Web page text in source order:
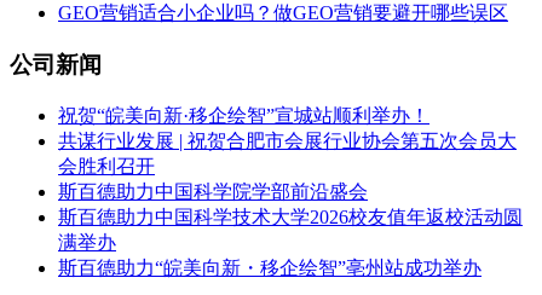
GEO营销适合小企业吗？做GEO营销要避开哪些误区
公司新闻
祝贺“皖美向新·移企绘智”宣城站顺利举办！
共谋行业发展 | 祝贺合肥市会展行业协会第五次会员大
会胜利召开
斯百德助力中国科学院学部前沿盛会
斯百德助力中国科学技术大学2026校友值年返校活动圆
满举办
斯百德助力“皖美向新・移企绘智”亳州站成功举办